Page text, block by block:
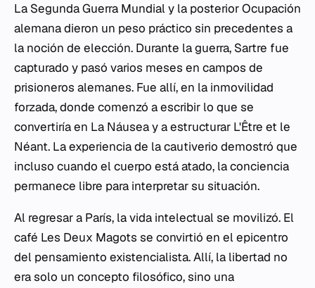
La Segunda Guerra Mundial y la posterior Ocupación
alemana dieron un peso práctico sin precedentes a
la noción de elección. Durante la guerra, Sartre fue
capturado y pasó varios meses en campos de
prisioneros alemanes. Fue allí, en la inmovilidad
forzada, donde comenzó a escribir lo que se
convertiría en La Náuseay a estructurar L'Être et le
Néant. La experiencia de la cautiverio demostró que
incluso cuando el cuerpo está atado, la conciencia
permanece libre para interpretar su situación.
Al regresar a París, la vida intelectual se movilizó. El
café Les Deux Magots se convirtió en el epicentro
del pensamiento existencialista. Allí, la libertad no
era solo un concepto filosófico, sino una